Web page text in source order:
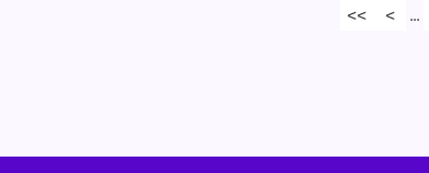
...
>
>>